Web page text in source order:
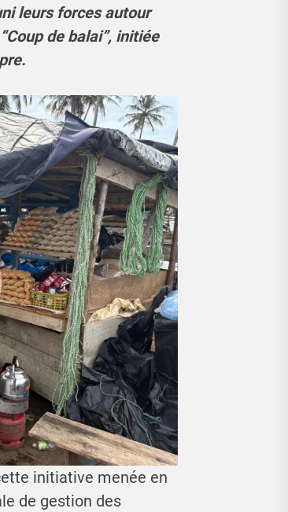
leurs forces autour
de balai”, initiée
initiative menée en
de gestion des